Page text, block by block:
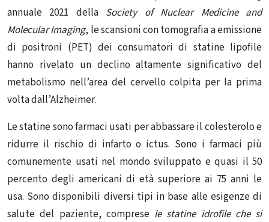
annuale 2021 dellaSociety of Nuclear Medicine and
Molecular Imaging, le scansioni con tomografia a emissione
di positroni (PET) dei consumatori di statine lipofile
hanno rivelato un declino altamente significativo del
metabolismo nell’area del cervello colpita per la prima
volta dall’Alzheimer.
Le statine sono farmaci usati per abbassare il colesterolo e
ridurre il rischio di infarto o ictus. Sono i farmaci più
comunemente usati nel mondo sviluppato e quasi il 50
percento degli americani di età superiore ai 75 anni le
usa. Sono disponibili diversi tipi in base alle esigenze di
salute del paziente, compresele statine idrofile che si